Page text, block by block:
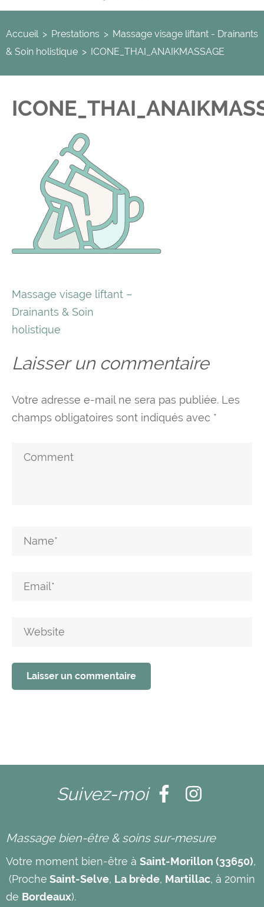
Accueil > Prestations > Massage visage liftant - Drainants
& Soin holistique > ICONE_THAI_ANAIKMASSAGE
Navigation
de
l’article
Massage visage liftant –
Drainants & Soin
holistique
Laisser un commentaire
Votre adresse e-mail ne sera pas publiée. Les
champs obligatoires sont indiqués avec *
Suivez-moi
Massage bien-être & soins sur-mesure
Votre moment bien-être à Saint-Morillon (33650),
(Proche Saint-Selve, La brède, Martillac, à 20min
de Bordeaux).